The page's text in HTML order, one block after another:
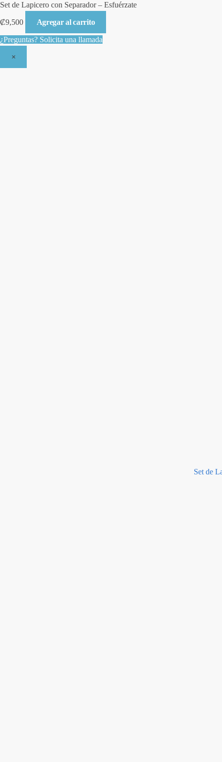
Set de Lapicero con Separador – Esfuérzate
₡9,500 Agregar al carrito
Set de
¿Preguntas? Solicita una llamada
×